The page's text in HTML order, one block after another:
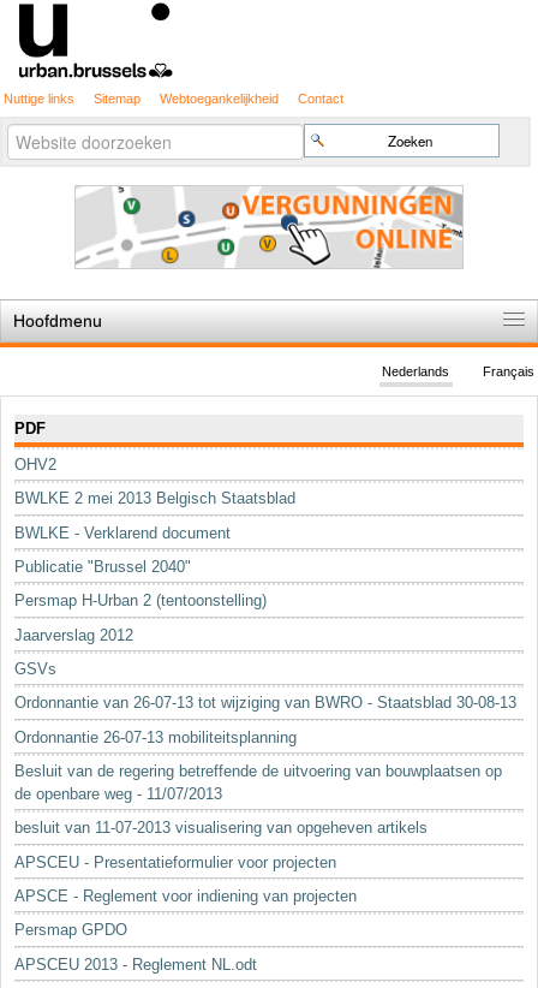
Nuttige links Sitemap Webtoegankelijkheid Contact
Zoek
Geavanceerd
zoeken...
Hoofdmenu
De spelregels
Stedenbouwkundige vergunning
Cartografie
Studies en publicaties
Sleutelwoorden
Stedenbouwkundige inlichtingen
Français
Nederlands
PDF
OHV2
BWLKE 2 mei 2013 Belgisch Staatsblad
BWLKE - Verklarend document
Publicatie "Brussel 2040"
Persmap H-Urban 2 (tentoonstelling)
Jaarverslag 2012
GSVs
Ordonnantie van 26-07-13 tot wijziging van BWRO - Staatsblad 30-08-13
Ordonnantie 26-07-13 mobiliteitsplanning
Besluit van de regering betreffende de uitvoering van bouwplaatsen op
de openbare weg - 11/07/2013
besluit van 11-07-2013 visualisering van opgeheven artikels
APSCEU - Presentatieformulier voor projecten
APSCE - Reglement voor indiening van projecten
Persmap GPDO
APSCEU 2013 - Reglement NL.odt